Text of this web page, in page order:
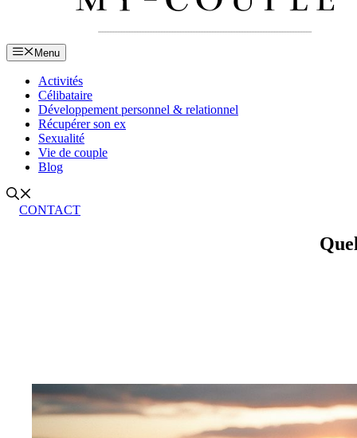
Menu
Activités
Célibataire
Développement personnel & relationnel
Récupérer son ex
Sexualité
Vie de couple
Blog
CONTACT